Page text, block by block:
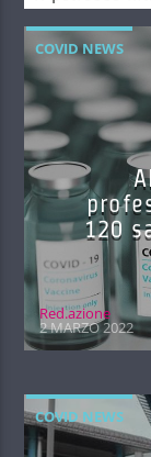
COVID NEWS
120
Red.azione
2 MARZO 2022
COVID NEWS